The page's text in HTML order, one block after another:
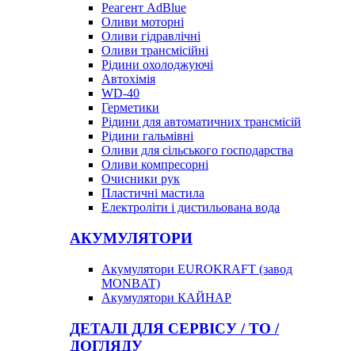
Реагент AdBlue
Оливи моторні
Оливи гідравлічні
Оливи трансмісійні
Рідини охолоджуючі
Автохімія
WD-40
Герметики
Рідини для автоматичних трансмісій
Рідини гальмівні
Оливи для сільського господарства
Оливи компресорні
Очисники рук
Пластичні мастила
Електроліти і дистильована вода
АКУМУЛЯТОРИ
Акумулятори EUROKRAFT (завод
MONBAT)
Акумулятори КАЙНАР
ДЕТАЛІ ДЛЯ СЕРВІСУ / ТО /
ДОГЛЯДУ